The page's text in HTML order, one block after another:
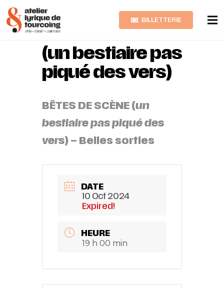
BILLETTERIE
BÊTES DE SCÈNE
(un bestiaire pas
piqué des vers)
BÊTES DE SCÈNE (un
bestiaire pas piqué des
vers) – Belles sorties
DATE
10 Oct 2024
Expired!
HEURE
19 h 00 min